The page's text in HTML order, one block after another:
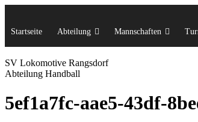
Startseite Abteilung Mannschaften
SV Lokomotive Rangsdorf
Abteilung Handball
5ef1a7fc-aae5-43df-